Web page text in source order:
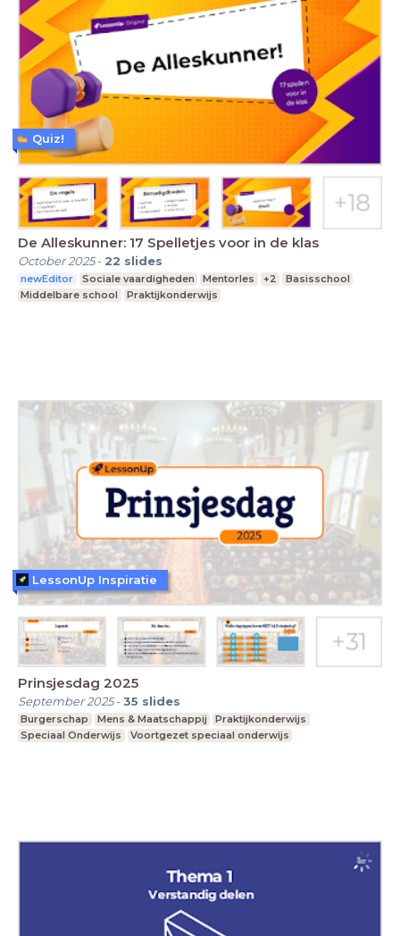
De Alleskunner: 17 Spelletjes voor in de klas
October 2025- 22 slides
newEditor Sociale vaardigheden Mentorles +2
Basisschool
Middelbare school
Praktijkonderwijs
Quiz!
Prinsjesdag 2025
September 2025-35 slides
Burgerschap Mens & Maatschappij
Praktijkonderwijs
Speciaal Onderwijs
Voortgezet speciaal onderwijs
LessonUp Inspiratie